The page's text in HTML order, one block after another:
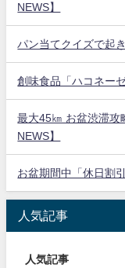
NEWS】
パン当てクイズで起
創味食品「ハコネー
最大45㎞ お盆渋滞攻
NEWS】
お盆期間中「休日割
人気記事
人気記事